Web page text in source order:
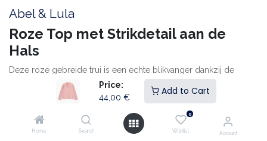
Price:
44,00 €
Add to Cart
Home Search
0
Wishlist Account
Abel & Lula
Roze Top met Strikdetail aan de
Hals
Deze roze gebreide trui is een echte blikvanger dankzij de
bijzondere honingraatstructuur. De zachte stof en comfortabele
pasvorm maken hem ideaal voor dagelijks gebruik, terwijl de
afwerking. De subtiele glans in het garen geeft de trui een
verfijnde uitstraling — perfect voor zowel casual als geklede